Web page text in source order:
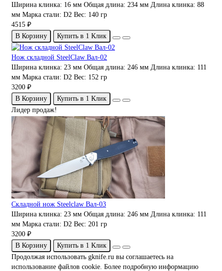
Ширина клинка: 16 мм Общая длина: 234 мм Длина клинка: 88
мм Марка стали: D2 Вес: 140 гр
4515 ₽
В Корзину
Купить в 1 Клик
Нож складной SteelClaw Вал-02
Ширина клинка: 23 мм Общая длина: 246 мм Длина клинка: 111
мм Марка стали: D2 Вес: 152 гр
3200 ₽
В Корзину
Купить в 1 Клик
Лидер продаж!
Складной нож Steelclaw Вал-03
Ширина клинка: 23 мм Общая длина: 246 мм Длина клинка: 111
мм Марка стали: D2 Вес: 201 гр
3200 ₽
В Корзину
Купить в 1 Клик
Продолжая использовать gknife.ru вы соглашаетесь на
использование файлов cookie. Более подробную информацию